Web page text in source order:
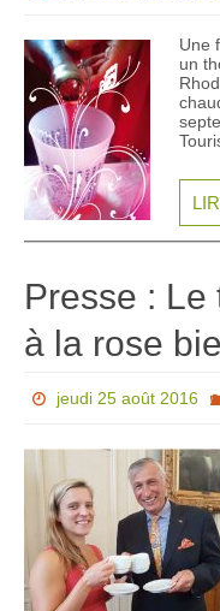
Une
un
Presse : Le
à la rose
jeudi 25 août 2016